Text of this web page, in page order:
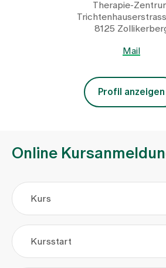
Therapie-
8125
Mail
Profil anzeigen
Online
Kurs
. .
Kursstart